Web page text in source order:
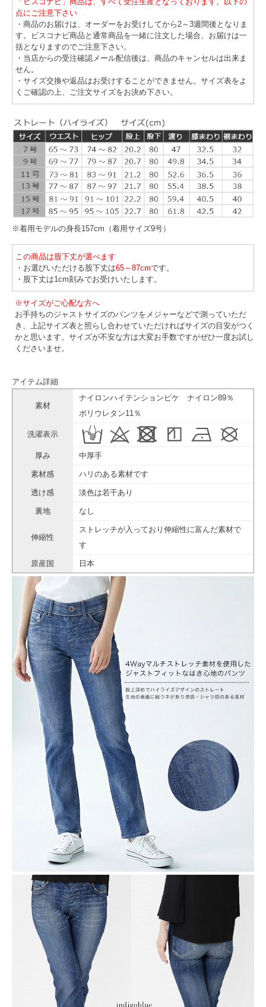
点にご注意下さい
・商品のお届けは、オーダーをお受けしてから2～3週間後となりま
す。ビスコナビ商品と通常商品を一緒に注文した場合、お届けは一
括となりますのでご注意下さい。
・当店からの受注確認メール配信後は、商品のキャンセルは出来ま
せん。
・サイズ交換や返品はお受けすることができません。サイズ表をよ
くご確認の上、ご注文サイズをお決め下さい。
※着用モデルの身長157cm（着用サイズ9号）
この商品は股下丈が選べます
・お選びいただける股下丈は65～87cmです。
・股下丈は1cm刻みでお受けいたします。
※サイズがご心配な方へ
お手持ちのジャストサイズのパンツをメジャーなどで測っていただ
き、上記サイズ表と照らし合わせていただければサイズの目安がつく
かと思います。サイズが不安な方は大変お手数ですがぜひ一度お試し
くださいませ。
アイテム詳細
素材
ナイロンハイテンションピケ ナイロン89％
ポリウレタン11％
洗濯表示
厚み 中厚手
素材感 ハリのある素材です
透け感 淡色は若干あり
裏地 なし
伸縮性
ストレッチが入っており伸縮性に富んだ素材で
す
原産国 日本